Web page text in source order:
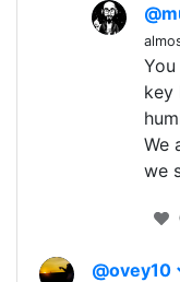
key
We
we
@ovey10